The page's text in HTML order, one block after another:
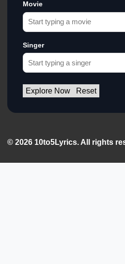
Movie
Singer
Explore Now Reset
© 2026 10to5Lyrics. All rights